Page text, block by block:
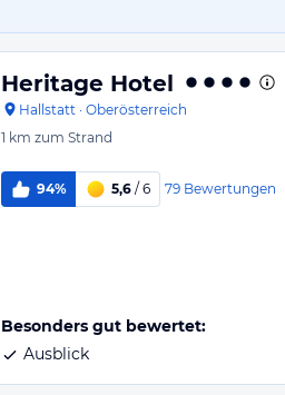
Heritage Hotel
Hallstatt · Oberösterreich
1 km zum Strand
94% 5,6 / 6 79 Bewertungen
Besonders gut bewertet:
Ausblick